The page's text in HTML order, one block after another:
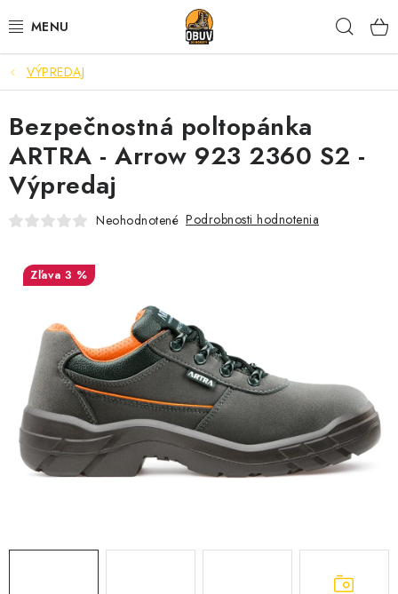
na
PRACOVNÁ A BEZPEČNOSTNÁ OBUV
VOĽNOČASOVÁ OBUV
VÝPREDAJ
VLOŽKY
IMPREGNÁCIA A OCHRANA
BEZPEČNOSTNÉ NORMY A SYMBOLY
BLOG
KONTAKT
VÝPREDAJ
Bezpečnostná poltopánka
ARTRA - Arrow 923 2360 S2 -
Výpredaj
Neohodnotené Podrobnosti hodnotenia
3 %